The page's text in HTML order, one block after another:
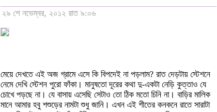
২৯ শে নভেম্বর, ২০১২ রাত ৯:০৬
মেয়ে দেখতে এই অজ গ্রামে এসে কি বিপদেই না পড়লাম? রাত দেড়টায় স্টেশনে
নেমে দেখি স্টেশন পুরো ফাঁকা। মানুষতো দূরের কথা দু-একটা নেড়ি কুত্তাও যে
চোখে পড়ছে না। যে বাসায় এসেছি সেটাও তো ঠিক মতো চিনি না। বাড়ির মালিক
মানে আমার হবু শশুড়ের নামটা শুধু জানি। এখন এই শীতের কনকনে রাতে সারাটা